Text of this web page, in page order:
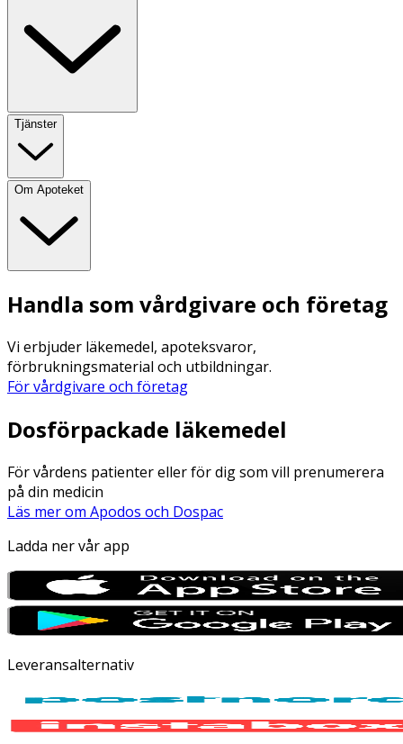
Tjänster
Om Apoteket
Handla som vårdgivare och företag
Vi erbjuder läkemedel, apoteksvaror,
förbrukningsmaterial och utbildningar.
För vårdgivare och företag
Dosförpackade läkemedel
För vårdens patienter eller för dig som vill prenumerera
på din medicin
Läs mer om Apodos och Dospac
Ladda ner vår app
Leveransalternativ